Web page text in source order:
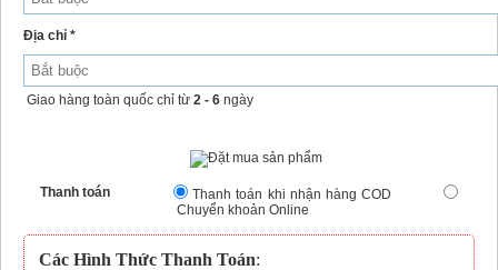
Địa chỉ *
Giao hàng toàn quốc chỉ từ 2 - 6 ngày
Thanh toán
Thanh toán khi nhận hàng COD
Chuyển khoản Online
Các Hình Thức Thanh Toán: